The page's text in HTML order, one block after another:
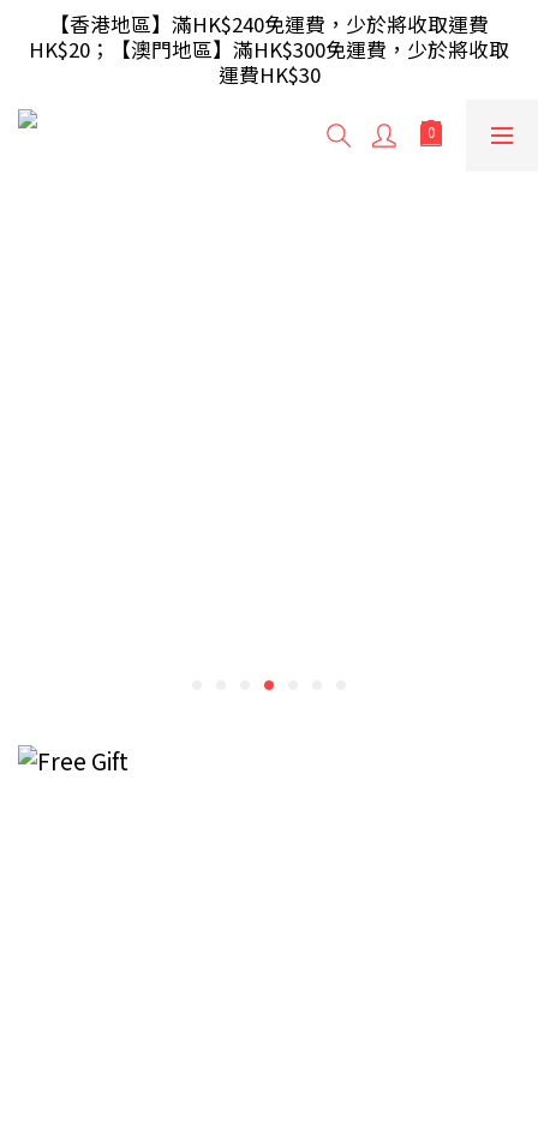
【滿額即送】訂單滿$499 送 USB 無線滑鼠 / 30W USB
充電器 ; 滿$699 再送 AA/AAA 電芯40粒(隨機及根據庫
存調整)
【香港地區】滿HK$240免運費，少於將收取運費
HK$20；【澳門地區】滿HK$300免運費，少於將收取
運費HK$30
【滿額即送】訂單滿$499 送 USB 無線滑鼠 / 30W USB
充電器 ; 滿$699 再送 AA/AAA 電芯40粒(隨機及根據庫